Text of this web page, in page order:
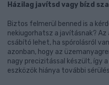
Házilag javítsd vagy bízd
Biztos felmerül benned is a
nekiugorhatsz a javításnak?
csábító lehet, ha spórolásról
azonban, hogy az
nagy precizitással készült, így
eszközök hiánya további